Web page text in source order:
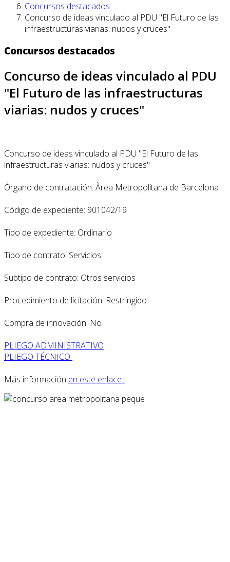
Concursos destacados
Concurso de ideas vinculado al PDU "El Futuro de las
infraestructuras viarias: nudos y cruces"
Concursos destacados
Concurso de ideas vinculado al PDU
"El Futuro de las infraestructuras
viarias: nudos y cruces"
Concurso de ideas vinculado al PDU "El Futuro de las
infraestructuras viarias: nudos y cruces"
Órgano de contratación: Àrea Metropolitana de Barcelona
Código de expediente: 901042/19
Tipo de expediente: Ordinario
Tipo de contrato: Servicios
Subtipo de contrato: Otros servicios
Procedimiento de licitación: Restringido
Compra de innovación: No
PLIEGO ADMINISTRATIVO
PLIEGO TÉCNICO
Más información en este enlace.